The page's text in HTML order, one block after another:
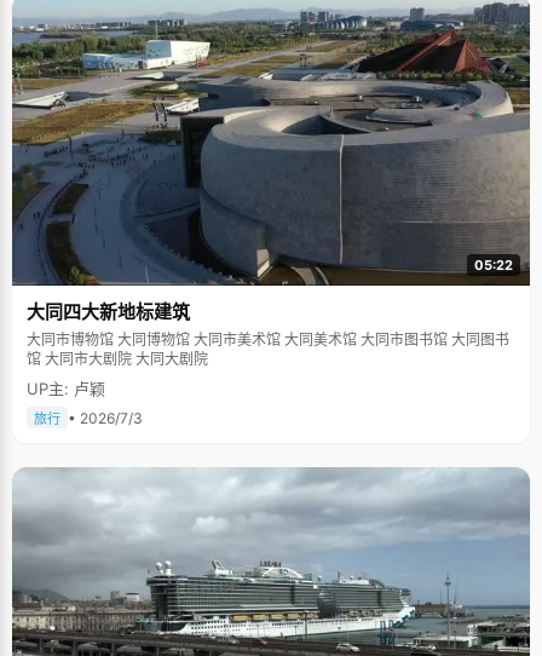
05:22
大同四大新地标建筑
大同市博物馆 大同博物馆 大同市美术馆 大同美术馆 大同市图书馆 大同图书
馆 大同市大剧院 大同大剧院
UP主: 卢颖
旅行 • 2026/7/3